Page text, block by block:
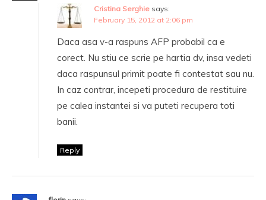
Cristina Serghie says:
February 15, 2012 at 2:06 pm
Daca asa v-a raspuns AFP probabil ca e
corect. Nu stiu ce scrie pe hartia dv, insa vedeti
daca raspunsul primit poate fi contestat sau nu.
In caz contrar, incepeti procedura de restituire
pe calea instantei si va puteti recupera toti
banii.
Reply